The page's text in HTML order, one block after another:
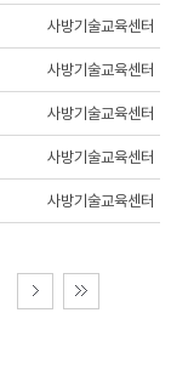
사방기술교육센터
사방기술교육센터
사방기술교육센터
사방기술교육센터
사방기술교육센터